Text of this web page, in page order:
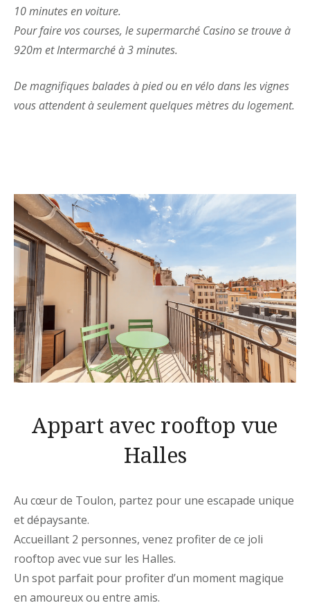
10 minutes en voiture.
Pour faire vos courses, le supermarché Casino se trouve à
920m et Intermarché à 3 minutes.
De magnifiques balades à pied ou en vélo dans les vignes
vous attendent à seulement quelques mètres du logement.
Appart avec rooftop vue
Halles
Au cœur de Toulon, partez pour une escapade unique
et dépaysante.
Accueillant 2 personnes, venez profiter de ce joli
rooftop avec vue sur les Halles.
Un spot parfait pour profiter d’un moment magique
en amoureux ou entre amis.